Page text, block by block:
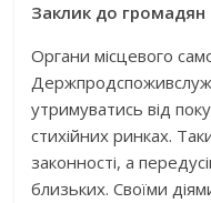
Заклик до громадян
Органи місцевого
утримуватись від
стихійних ринках.
законності, а
близьких. Своїми